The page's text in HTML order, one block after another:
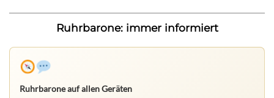
Ruhrbarone: immer informiert
Ruhrbarone auf allen Geräten